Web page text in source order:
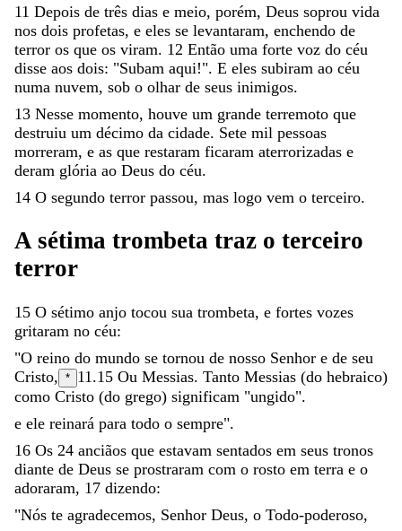
11 Depois de três dias e meio, porém, Deus soprou vida
nos dois profetas, e eles se levantaram, enchendo de
terror os que os viram. 12 Então uma forte voz do céu
disse aos dois: "Subam aqui!". E eles subiram ao céu
numa nuvem, sob o olhar de seus inimigos.
13 Nesse momento, houve um grande terremoto que
destruiu um décimo da cidade. Sete mil pessoas
morreram, e as que restaram ficaram aterrorizadas e
deram glória ao Deus do céu.
14 O segundo terror passou, mas logo vem o terceiro.
A sétima trombeta traz o terceiro
terror
15 O sétimo anjo tocou sua trombeta, e fortes vozes
gritaram no céu:
"O reino do mundo se tornou de nosso Senhor e de seu
Cristo, * 11.15 Ou Messias. Tanto Messias (do hebraico)
como Cristo (do grego) significam "ungido".
e ele reinará para todo o sempre".
16 Os 24 anciãos que estavam sentados em seus tronos
diante de Deus se prostraram com o rosto em terra e o
adoraram, 17 dizendo:
"Nós te agradecemos, Senhor Deus, o Todo-poderoso,